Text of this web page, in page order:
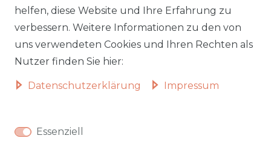
Zahlungsarten
Widerrufsformular
Informationen zu Elektro-
AGB
Datenschutz
Vertrag widerrufen
Autobetten
helfen, diese Website und Ihre Erfahrung zu
verbessern. Weitere Informationen zu den von
uns verwendeten Cookies und Ihren Rechten als
Nutzer finden Sie hier:
Daten­schutz­erklärung Impressum
Essenziell